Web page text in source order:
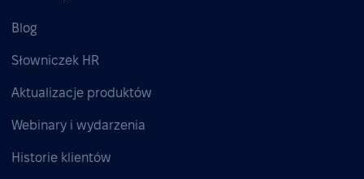
Blog
Słowniczek HR
Aktualizacje produktów
Webinary i wydarzenia
Historie klientów